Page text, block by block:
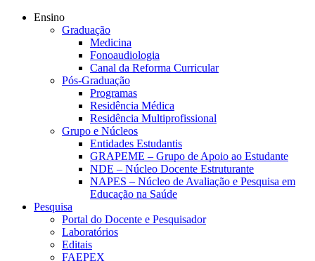
Ensino
Graduação
Medicina
Fonoaudiologia
Canal da Reforma Curricular
Pós-Graduação
Programas
Residência Médica
Residência Multiprofissional
Grupo e Núcleos
Entidades Estudantis
GRAPEME – Grupo de Apoio ao Estudante
NDE – Núcleo Docente Estruturante
NAPES – Núcleo de Avaliação e Pesquisa em
Educação na Saúde
Pesquisa
Portal do Docente e Pesquisador
Laboratórios
Editais
FAEPEX